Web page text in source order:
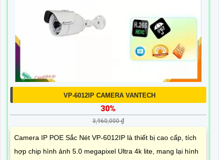
VP-6012IP CAMERA VANTECH
30%
3,960,000 ₫
Camera IP POE Sắc Nét VP-6012IP là thiết bị cao cấp, tích
hợp chip hình ảnh 5.0 megapixel Ultra 4k lite, mang lại hình